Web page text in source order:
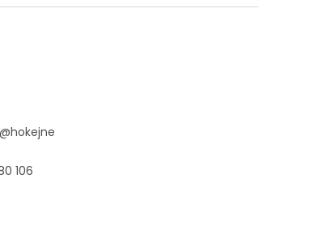
hokejne
106